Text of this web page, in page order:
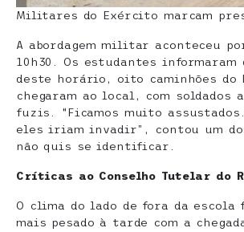
Militares do Exército marcam
A abordagem militar aconteceu
10h30. Os estudantes
deste horário, oito caminhões do
chegaram ao local, com soldados
fuzis. “Ficamos muito assustados.
eles iriam invadir”, contou um
não quis se identificar.
Críticas ao Conselho Tutelar do
O clima do lado de fora da escola
mais pesado à tarde com a